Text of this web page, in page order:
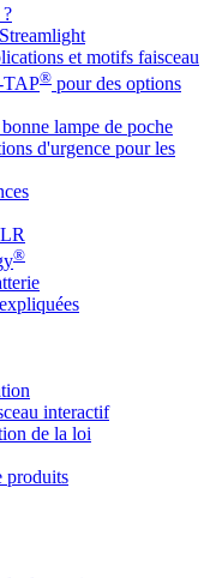
et motifs faisceau
TAP® pour des options
lampe de poche
d'urgence pour les
®
interactif
de la loi
produits